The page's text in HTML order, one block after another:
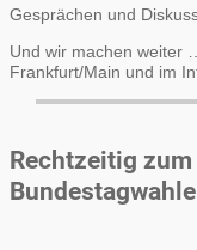
Gesprächen und
Und wir machen weiter
Frankfurt/Main und im
Rechtzeitig